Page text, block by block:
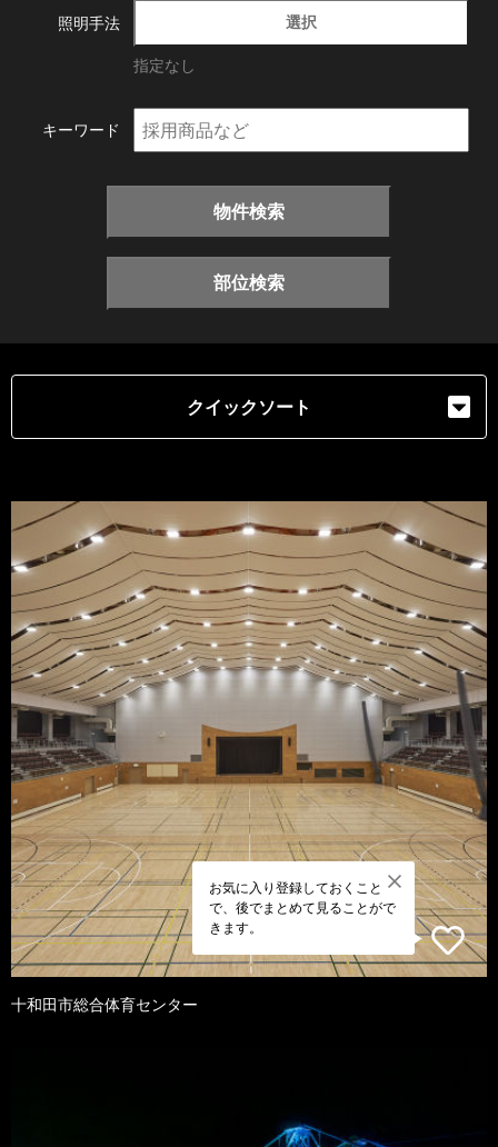
照明手法 選択
指定なし
キーワード
物件検索
部位検索
クイックソート
お気に入り登録しておくこと
で、後でまとめて見ることがで
きます。
十和田市総合体育センター